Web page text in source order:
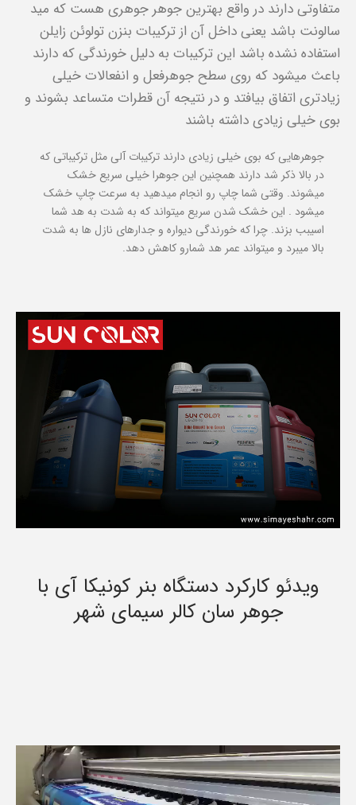
متفاوتی دارند در واقع بهترین جوهر جوهری هست که مید
سالونت باشد یعنی داخل آن از ترکیبات بنزن تولوئن زایلن
استفاده نشده باشد این ترکیبات به دلیل خورندگی که دارند
باعث میشود که روی سطح جوهرفعل و انفعالات خیلی
زیادتری اتفاق بیافتد و در نتیجه آن قطرات متساعد بشوند و
بوی خیلی زیادی داشته باشند
جوهرهایی که بوی خیلی زیادی دارند ترکیبات آلی مثل ترکیباتی که
در بالا ذکر شد دارند همچنین این جوهرا خیلی سریع خشک
میشوند. وقتی شما چاپ رو انجام میدهید به سرعت چاپ خشک
میشود . این خشک شدن سریع میتواند که به شدت به هد شما
اسیبب بزند. چرا که خورندگی دیواره و جدارهای نازل ها به شدت
بالا میبرد و میتواند عمر هد شمارو کاهش دهد.
ویدئو کارکرد دستگاه بنر کونیکا آی با
جوهر سان کالر سیمای شهر